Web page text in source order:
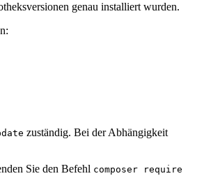
genau installiert wurden.
zuständig. Bei der Abhängigkeit
Sie den Befehl composer require